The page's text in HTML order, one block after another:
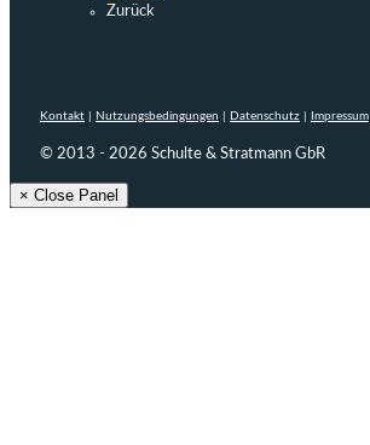
Zurück
Kontakt Nutzungsbedingungen Datenschutz Impressum
© 2013 - 2026 Schulte & Stratmann GbR
× Close Panel